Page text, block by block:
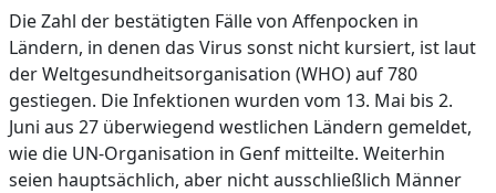
Die Zahl der bestätigten Fälle von Affenpocken in
Ländern, in denen das Virus sonst nicht kursiert, ist laut
der Weltgesundheitsorganisation (WHO) auf 780
gestiegen. Die Infektionen wurden vom 13. Mai bis 2.
Juni aus 27 überwiegend westlichen Ländern gemeldet,
wie die UN-Organisation in Genf mitteilte. Weiterhin
seien hauptsächlich, aber nicht ausschließlich Männer